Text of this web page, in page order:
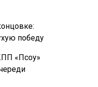
победу
«Псоу»